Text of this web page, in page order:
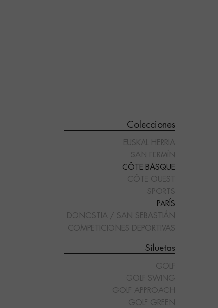
Colecciones
EUSKAL HERRIA
SAN FERMÍN
CÔTE BASQUE
CÔTE OUEST
SPORTS
PARÍS
DONOSTIA / SAN SEBASTIÁN
COMPETICIONES DEPORTIVAS
Siluetas
GOLF
GOLF SWING
GOLF APPROACH
GOLF GREEN
"GOLF APPROACH"